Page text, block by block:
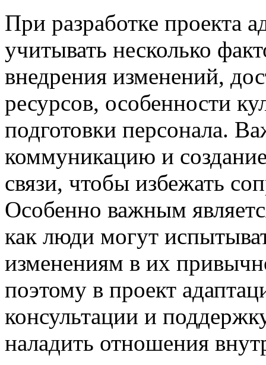
При разработке проекта
учитывать несколько
внедрения изменений,
ресурсов, особенности
подготовки персонала.
коммуникацию и
связи, чтобы избежать
Особенно важным
как люди могут
изменениям в их
поэтому в проект
консультации и
наладить отношения